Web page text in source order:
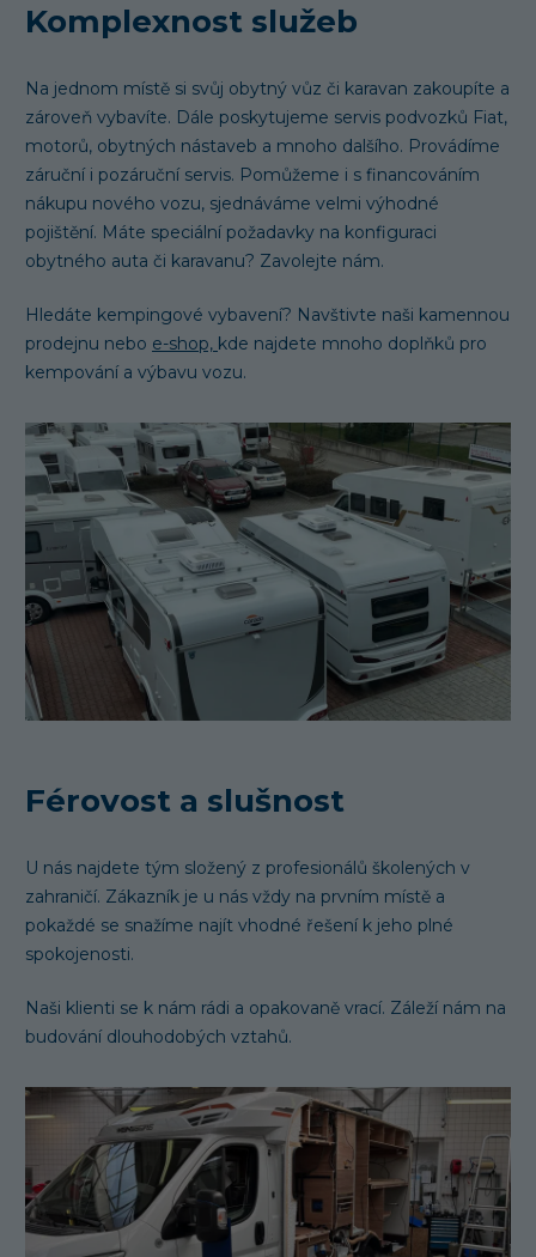
Komplexnost služeb
Na jednom místě si svůj obytný vůz či karavan zakoupíte a
zároveň vybavíte. Dále poskytujeme servis podvozků Fiat,
motorů, obytných nástaveb a mnoho dalšího. Provádíme
záruční i pozáruční servis. Pomůžeme i s financováním
nákupu nového vozu, sjednáváme velmi výhodné
pojištění. Máte speciální požadavky na konfiguraci
obytného auta či karavanu? Zavolejte nám.
Hledáte kempingové vybavení? Navštivte naši kamennou
prodejnu nebo e-shop, kde najdete mnoho doplňků pro
kempování a výbavu vozu.
Férovost a slušnost
U nás najdete tým složený z profesionálů školených v
zahraničí. Zákazník je u nás vždy na prvním místě a
pokaždé se snažíme najít vhodné řešení k jeho plné
spokojenosti.
Naši klienti se k nám rádi a opakovaně vrací. Záleží nám na
budování dlouhodobých vztahů.